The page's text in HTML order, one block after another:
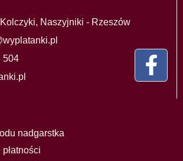
Naszyjniki - Rzeszów
504
nadgarstka